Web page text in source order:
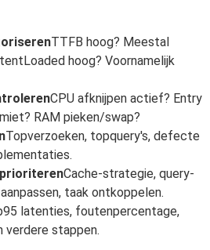
TTFB hoog? Meestal
hoog? Voornamelijk
CPU afknijpen actief? Entry
RAM pieken/swap?
Topverzoeken, topquery's, defecte
Cache-strategie, query-
taak ontkoppelen.
latenties, foutenpercentage,
verdere stappen.